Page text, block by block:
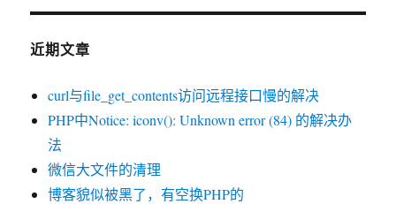
Pe
工
版
近期文章
curl与file_get_contents访问远程接口慢的解决
PHP中Notice: iconv(): Unknown error (84) 的解决办
法
微信大文件的清理
博客貌似被黑了，有空换PHP的